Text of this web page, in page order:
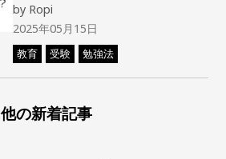
by Ropi
2025年05月15日
教育 受験 勉強法
他の新着記事